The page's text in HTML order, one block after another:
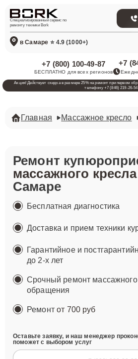
Специализированный сервис по
ремонту техники Bork
в Самаре ⭐ 4.9 (1000+)
+7 (800) 100-49-87
БЕСПЛАТНО для всех регионов
+7
Акция! Действует скидка в размере 25% на ремонт при первом
телефону +7 (846) 219-26-54
Главная Массажное кресло
Ремонт
массажного
Самаре
Бесплатная диагностика
Доставка и прием техники
Гарантийное и
до 2-х лет
Срочный ремонт массажного
обращения
Ремонтот 700 руб
Оставьте заявку, и наш менеджер
поможет с выбором услуг